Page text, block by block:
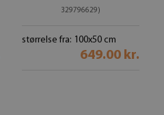
329796629)
størrelse fra: 100x50 cm
649.00 kr.